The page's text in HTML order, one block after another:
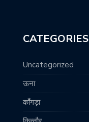
CATEGORIES
Uncategorized
ऊना
काँगड़ा